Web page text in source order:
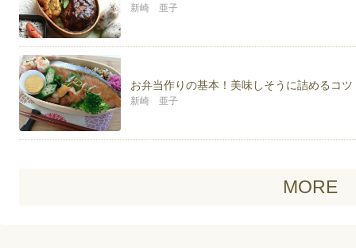
新崎 亜子
お弁当作りの基本！美味しそうに詰めるコ
新崎 亜子
MORE